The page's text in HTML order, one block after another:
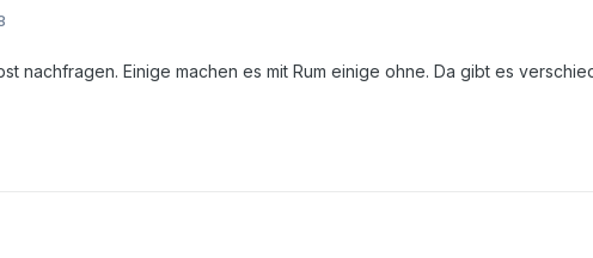
nachfragen. Einige machen es mit Rum einige ohne. Da gibt es